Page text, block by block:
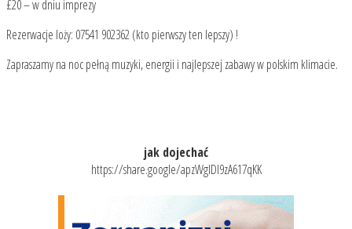
£20 – w dniu imprezy
Rezerwacje loży: 07541 902362 (kto pierwszy ten lepszy) !
Zapraszamy na noc pełną muzyki, energii i najlepszej zabawy w polskim klimacie.
jak dojechać
https://share.google/apzWglDI9zA617qKK